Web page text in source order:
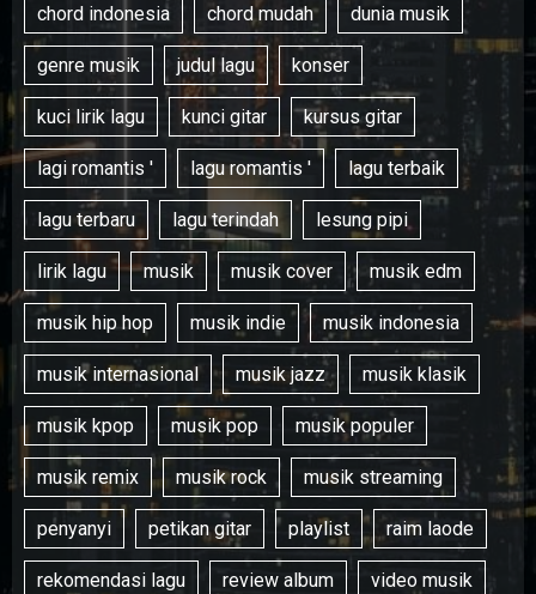
chord indonesia chord mudah dunia musik
genre musik judul lagu konser
kuci lirik lagu kunci gitar kursus gitar
lagi romantis ' lagu romantis ' lagu terbaik
lagu terbaru lagu terindah lesung pipi
lirik lagu musik musik cover musik edm
musik hip hop musik indie musik indonesia
musik internasional musik jazz musik klasik
musik kpop musik pop musik populer
musik remix musik rock musik streaming
penyanyi petikan gitar playlist raim laode
rekomendasi lagu review album video musik